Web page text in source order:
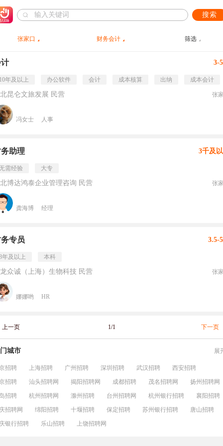
搜索
张家口 财务会计 筛选
3-
年及以上 办公软件 会计 成本核算 出纳 成本会计
昆仑文旅发展 民营 张
冯女士 人事
助理 3千及
需经验 大专
博达鸿泰企业管理咨询 民营 张
龚海博 经理
专员 3.5-
年及以上 本科
众诚（上海）生物科技 民营 张
娜娜哟 HR
上一页 1/1 下一页
城市 展
招聘 上海招聘 广州招聘 深圳招聘 武汉招聘
西安招聘
招聘
汕头招聘网 揭阳招聘网 成都招聘 茂名招聘网
扬州招聘网
招聘
杭州招聘网 滁州招聘 台州招聘网 杭州银行招聘
襄阳招聘
招聘网
绵阳招聘 十堰招聘 保定招聘 苏州银行招聘
唐山招聘
银行招聘
乐山招聘 上饶招聘网